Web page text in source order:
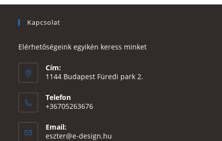
Kapcsolat
Elérhetőségeink egyikén keress minket
Cím:
1144 Budapest Füredi park 2.
Telefon
+36705263676
Email:
eszter@e-design.hu